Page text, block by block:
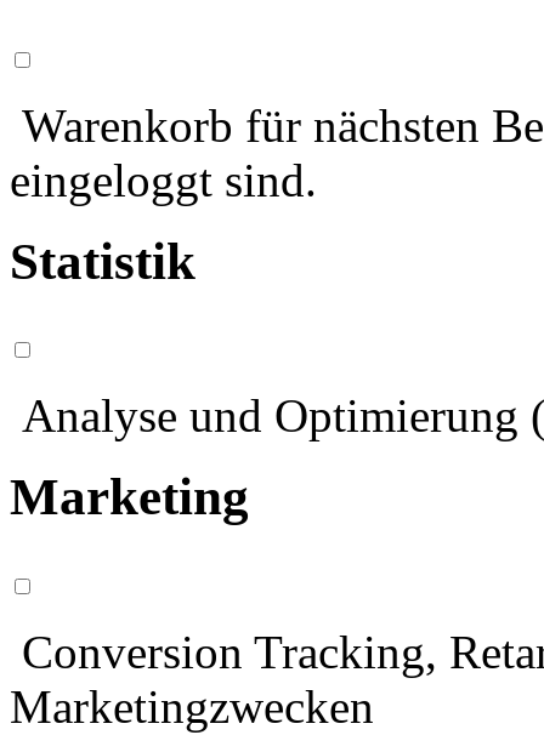
Warenkorb für nächsten
eingeloggt sind.
Statistik
Analyse und Optimierung
Marketing
Conversion Tracking,
Marketingzwecken